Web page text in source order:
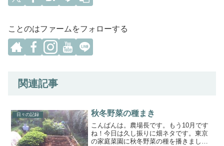
ことのはファームをフォローする
関連記事
日々の記録 秋冬野菜の種まき
こんばんは。農場長です。もう10月です
ね！今日は久し振りに畑ネタです。東京
の家庭菜園に秋冬野菜の種を播きまし